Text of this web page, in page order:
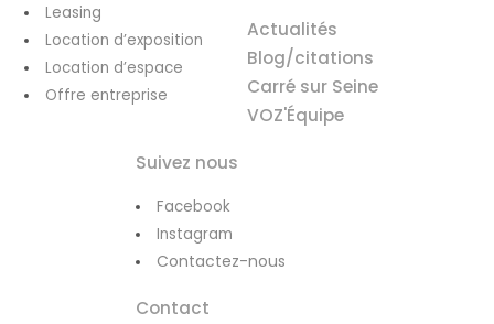
Leasing
Location d’exposition
Location d’espace
Offre entreprise
Actualités
Blog/citations
Carré sur Seine
VOZ'Équipe
Suivez nous
Facebook
Instagram
Contactez-nous
Contact